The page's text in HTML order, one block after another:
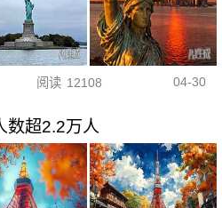
阅读 12108 04-30
数超2.2万人